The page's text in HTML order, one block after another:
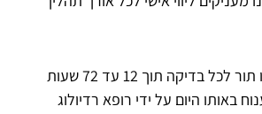
ניתן לקבוע דרכנו תור לכל בדיקה תוך 12 עד 72 שעות
באותו היום על ידי רופא רדיולוג